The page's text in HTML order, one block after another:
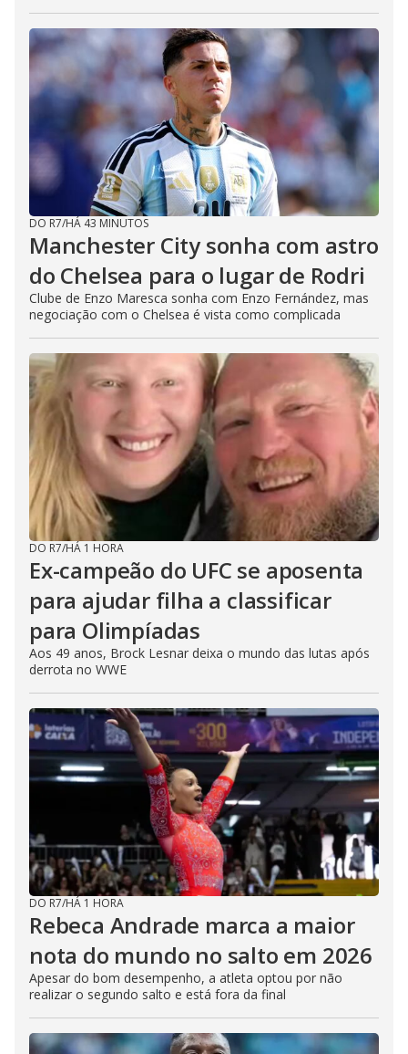
DO R7/HÁ 43 MINUTOS
Manchester City sonha com astro
do Chelsea para o lugar de Rodri
Clube de Enzo Maresca sonha com Enzo Fernández, mas
negociação com o Chelsea é vista como complicada
DO R7/HÁ 1 HORA
Ex-campeão do UFC se aposenta
para ajudar filha a classificar
para Olimpíadas
Aos 49 anos, Brock Lesnar deixa o mundo das lutas após
derrota no WWE
DO R7/HÁ 1 HORA
Rebeca Andrade marca a maior
nota do mundo no salto em 2026
Apesar do bom desempenho, a atleta optou por não
realizar o segundo salto e está fora da final